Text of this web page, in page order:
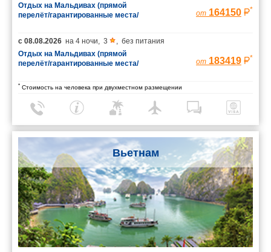
Отдых на Мальдивах (прямой
перелёт/гарантированные места/
от 164150 *
с 08.08.2026 на 4 ночи 3
без питания
Отдых на Мальдивах (прямой
перелёт/гарантированные места/
от 183419 *
* Стоимость на человека при двухместном размещении
Вьетнам